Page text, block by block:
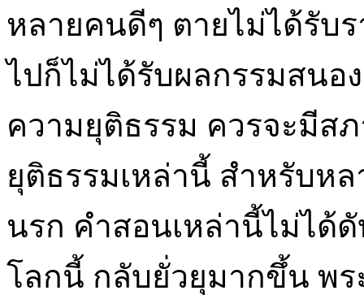
หลายคนดีๆ ตายไม่ได้รับ
ไปก็ไม่ได้รับผลกรรมสนอ
ความยุติธรรม ควรจะมีส
ยุติธรรมเหล่านี้ สำหรับห
นรก คำสอนเหล่านี้ไม่ได้
โลกนี้ กลับยั่วยุมากขึ้น พร